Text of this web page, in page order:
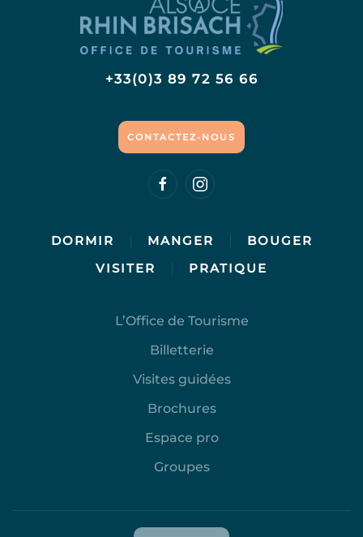
+33(0)3 89 72 56 66
CONTACTEZ-NOUS
DORMIR MANGER
BOUGER
VISITER
PRATIQUE
L’Office de Tourisme
Billetterie
Visites guidées
Brochures
Espace pro
Groupes